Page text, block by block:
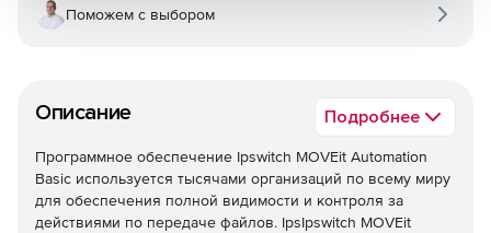
Описание Подробнее
Программное обеспечение Ipswitch MOVEit Automation
Basic используется тысячами организаций по всему миру
для обеспечения полной видимости и контроля за
действиями по передаче файлов. IpsIpswitch MOVEit
Поможем с выбором